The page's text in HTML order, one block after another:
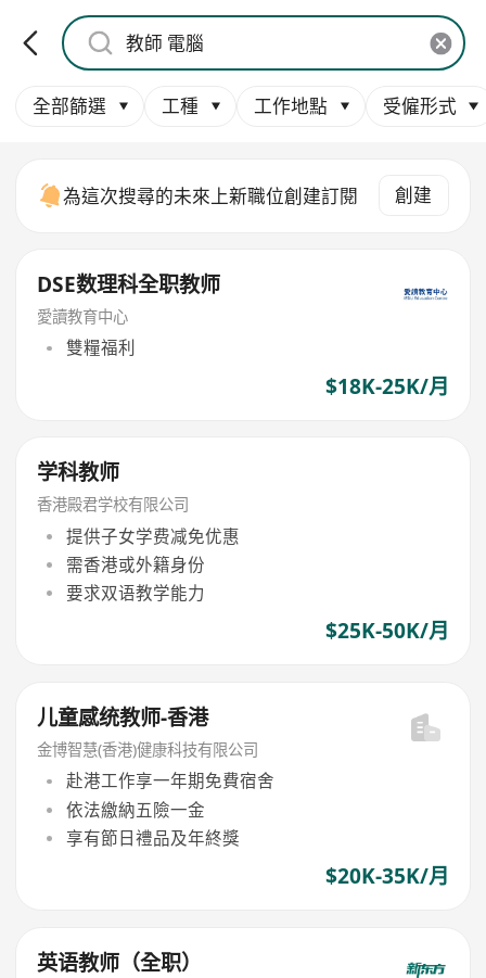
全部篩選 工種 工作地點 受僱形式
為這次搜尋的未來上新職位創建訂閱 創建
DSE数理科全职教师
愛讀教育中心
雙糧福利
$18K-25K/月
学科教师
香港殿君学校有限公司
提供子女学费减免优惠
需香港或外籍身份
要求双语教学能力
$25K-50K/月
儿童感统教师-香港
金博智慧(香港)健康科技有限公司
赴港工作享一年期免費宿舍
依法繳納五險一金
享有節日禮品及年終獎
$20K-35K/月
英语教师（全职）